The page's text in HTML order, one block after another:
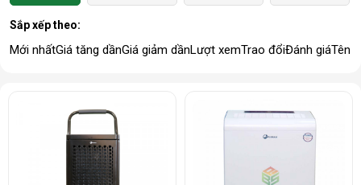
Sắp xếp theo:
Mới nhấtGiá tăng dầnGiá giảm dầnLượt xemTrao đổiĐánh giáTên